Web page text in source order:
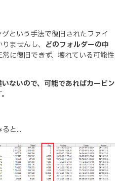
という手法で復旧されたファイ
ませんし、 どのフォルダーの中
に復旧できず、壊れている可能性
ないので、可能であればカービン
と...